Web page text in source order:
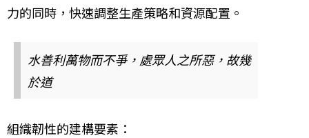
力的同時，快速調整生產策略和資源配置。
水善利萬物而不爭，處眾人之所惡，故幾
於道
組織韌性的建構要素：